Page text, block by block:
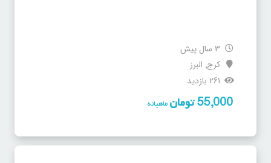
3 سال پیش
کرج,البرز
261 بازدید
55,000 تومانماهیانه